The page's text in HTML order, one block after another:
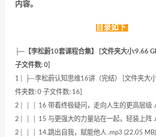
内容。
目录如下
├─【李松蔚10套课程合集】 [文件夹大小:9.66
子文件数: 0]
1│ ├─李松蔚认知思维16讲（完结） [文件夹大
件夹数: 0 子文件数: 16]
2│ │ │ 16 带着终极疑问，走向人生的更高层级
2│ │ │ 15 与更强大的力量站在一起，轻装上阵
2│ │ │ 14.跳出自我，赋能他人 .mp3 (22.05 MB)